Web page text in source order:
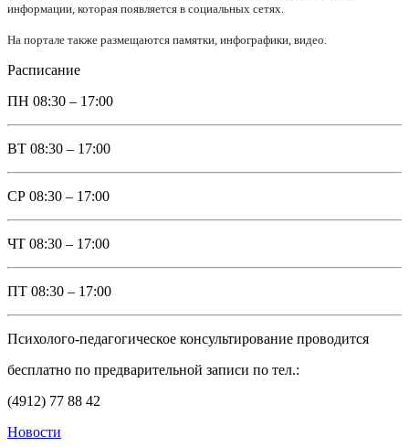
информации, которая появляется в социальных сетях.
На портале также размещаются памятки, инфографики, видео.
Расписание
ПН 08:30 – 17:00
ВТ 08:30 – 17:00
СР 08:30 – 17:00
ЧТ 08:30 – 17:00
ПТ 08:30 – 17:00
Психолого-педагогическое консультирование проводится
бесплатно по предварительной записи по тел.:
(4912) 77 88 42
Новости